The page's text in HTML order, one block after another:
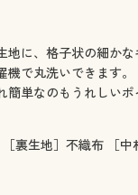
地に、格子状の細か
で丸洗いできます。
簡単なのもうれしい
裏生地］不織布 ［中